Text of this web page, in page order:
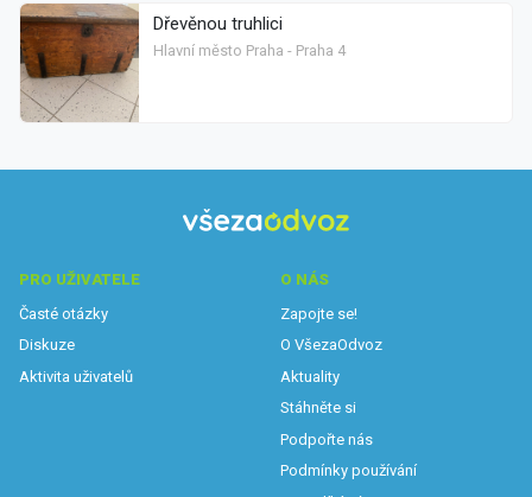
Dřevěnou truhlici
Hlavní město Praha - Praha 4
PRO UŽIVATELE
Časté otázky
Diskuze
Aktivita uživatelů
O NÁS
Zapojte se!
O VšezaOdvoz
Aktuality
Stáhněte si
Podpořte nás
Podmínky používání